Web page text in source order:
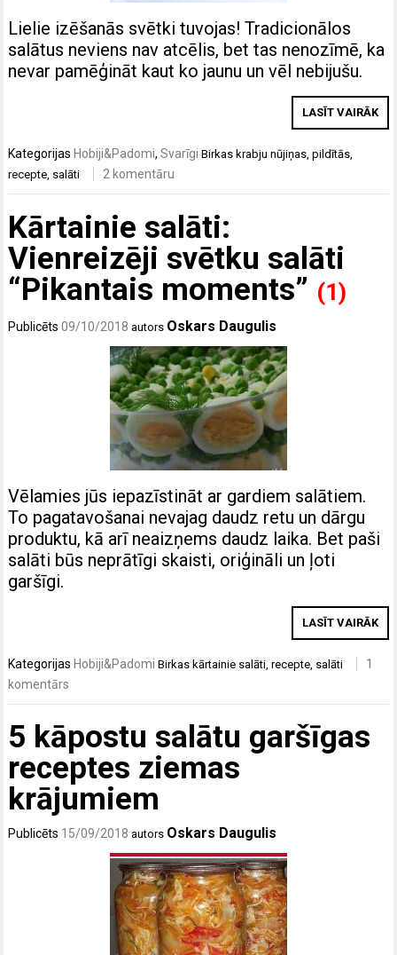
Lielie izēšanās svētki tuvojas! Tradicionālos
salātus neviens nav atcēlis, bet tas nenozīmē, ka
nevar pamēģināt kaut ko jaunu un vēl nebijušu.
LASĪT VAIRĀK
Kategorijas Hobiji&Padomi,Svarīgi Birkas krabju nūjiņas,pildītās,
recepte, salāti 2 komentāru
Kārtainie salāti:
Vienreizēji svētku salāti
“Pikantais moments” (1)
Publicēts09/10/2018 autors Oskars Daugulis
Vēlamies jūs iepazīstināt ar gardiem salātiem.
To pagatavošanai nevajag daudz retu un dārgu
produktu, kā arī neaizņems daudz laika. Bet paši
salāti būs neprātīgi skaisti, oriģināli un ļoti
garšīgi.
LASĪT VAIRĀK
KategorijasHobiji&Padomi Birkaskārtainie salāti ,recepte salāti
1
komentārs
5 kāpostu salātu garšīgas
receptes ziemas
krājumiem
Publicēts 15/09/2018 autors Oskars Daugulis